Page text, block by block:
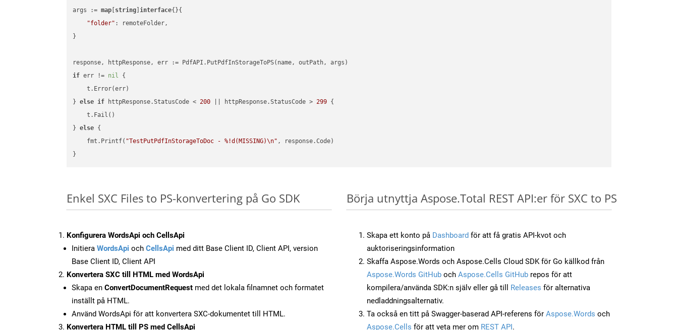
args := map string ]interface{}{
"folder" : remoteFolder,
}
if err != nil {
    t.Error(err)
} else if httpResponse.StatusCode < 200 || httpResponse.StatusCode > 299 {
    t.Fail()
} else {
    fmt.Printf(
"TestPutPdfInStorageToDoc - %!d(MISSING)\n" , response.Code)
Enkel SXC Files to PS-konvertering på Go SDK
Konfigurera WordsApi och CellsApi
Initiera WordsApi och CellsApi med ditt Base Client ID, Client API, version
Base Client ID, Client API
Konvertera SXC till HTML med WordsApi
Skapa en ConvertDocumentRequest med det lokala filnamnet och formatet
inställt på HTML.
Använd WordsApi för att konvertera SXC-dokumentet till HTML.
Konvertera HTML till PS med CellsApi
Börja utnyttja Aspose.Total REST API:er för SXC to PS
Skapa ett konto på Dashboard för att få gratis API-kvot och
auktoriseringsinformation
Skaffa Aspose.Words och Aspose.Cells Cloud SDK för Go källkod från
Aspose.Words GitHub och Aspose.Cells GitHub repos för att
kompilera/använda SDK:n själv eller gå till Releases för alternativa
nedladdningsalternativ.
Ta också en titt på Swagger-baserad API-referens för Aspose.Words och
Aspose.Cells för att veta mer om REST API.